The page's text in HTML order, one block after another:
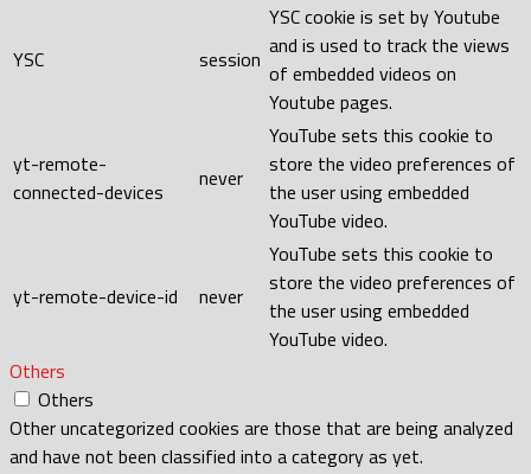
YSC session
YSC cookie is set by Youtube
and is used to track the views
of embedded videos on
Youtube pages.
yt-remote-
connected-devices
never
YouTube sets this cookie to
store the video preferences of
the user using embedded
YouTube video.
yt-remote-device-id never
YouTube sets this cookie to
store the video preferences of
the user using embedded
YouTube video.
Others
Others
Other uncategorized cookies are those that are being analyzed
and have not been classified into a category as yet.